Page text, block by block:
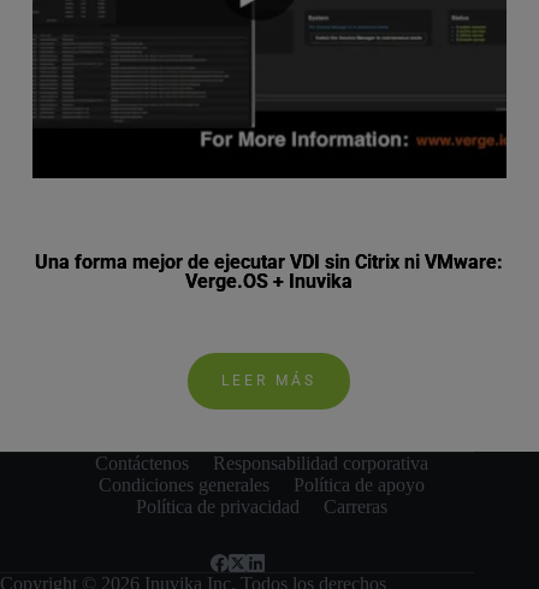
Una forma mejor de ejecutar VDI sin Citrix ni VMware:
Verge.OS + Inuvika
LEER MÁS
Contáctenos
Responsabilidad corporativa
Condiciones generales
Política de apoyo
Política de privacidad
Carreras
Copyright © 2026 Inuvika Inc. Todos los derechos